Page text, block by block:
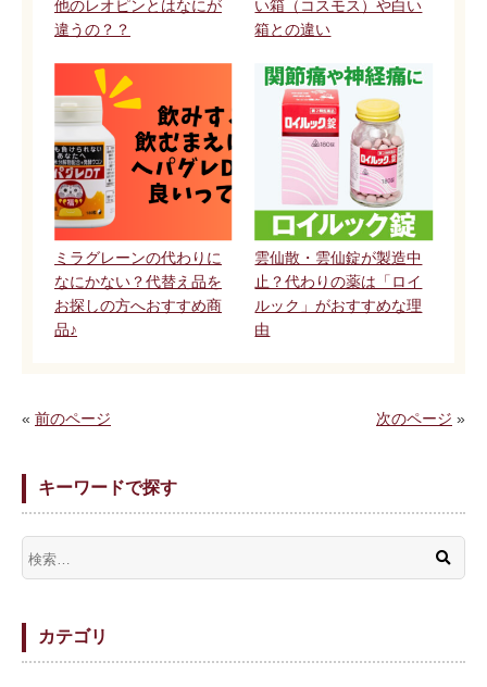
他のレオピンとはなにが
違うの？？
い箱（コスモス）や白い
箱との違い
ミラグレーンの代わりに
なにかない？代替え品を
お探しの方へおすすめ商
品♪
雲仙散・雲仙錠が製造中
止？代わりの薬は「ロイ
ルック」がおすすめな理
由
« 前のページ 次のページ »
キーワードで探す
カテゴリ